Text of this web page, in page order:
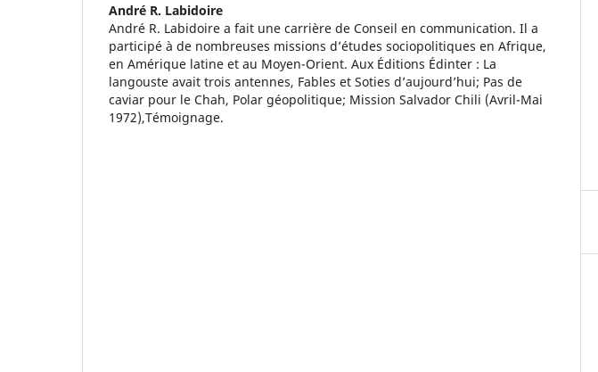
André R. Labidoire
André R. Labidoire a fait une carrière de Conseil en communication. Il a
participé à de nombreuses missions d’études sociopolitiques en Afrique,
en Amérique latine et au Moyen-Orient. Aux Éditions Édinter : La
langouste avait trois antennes, Fables et Soties d’aujourd’hui; Pas de
caviar pour le Chah, Polar géopolitique; Mission Salvador Chili (Avril-Mai
1972),Témoignage.